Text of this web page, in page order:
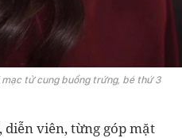
tử cung buồng trứng, bé thứ 3
diễn viên, từng góp mặt